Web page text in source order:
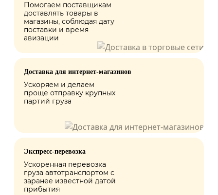
Помогаем поставщикам
доставлять товары в
магазины, соблюдая дату
поставки и время
авизации
Доставка для интернет-магазинов
Ускоряем и делаем
проще отправку крупных
партий груза
Экспресс-перевозка
Ускоренная перевозка
груза автотранспортом с
заранее известной датой
прибытия